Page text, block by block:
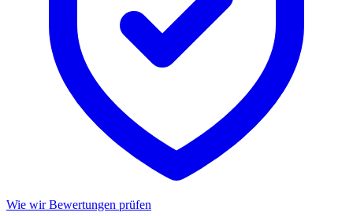
Wie wir Bewertungen prüfen